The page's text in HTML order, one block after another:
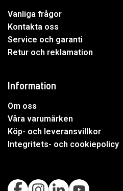
Vanliga frågor
Kontakta oss
Service och garanti
Retur och reklamation
Information
Om oss
Våra varumärken
Köp- och leveransvillkor
Integritets- och cookiepolicy